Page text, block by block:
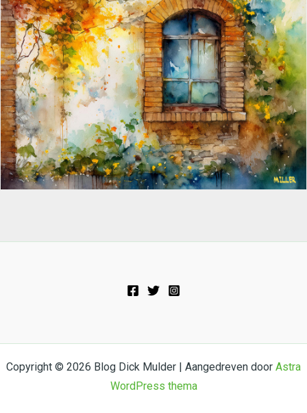
Copyright © 2026 Blog Dick Mulder | Aangedreven door Astra
WordPress thema